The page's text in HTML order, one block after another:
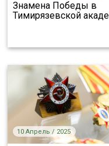
Знамена Победы в
Тимирязевской
10 Апрель / 2025